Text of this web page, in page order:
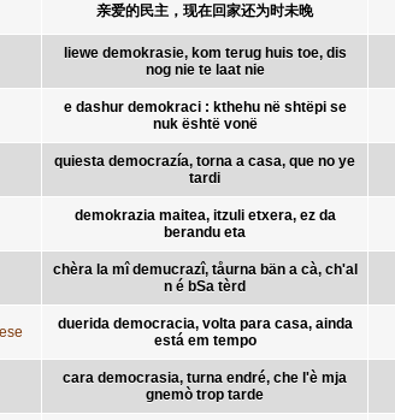
亲爱的民主，现在回家还为时未晚
liewe demokrasie, kom terug huis toe, dis
nog nie te laat nie
e dashur demokraci : kthehu në shtëpi se
nuk është vonë
quiesta democrazía, torna a casa, que no ye
tardi
demokrazia maitea, itzuli etxera, ez da
berandu eta
chèra la mî demucrazî, tåurna bän a cà, ch'al
n é bSa tèrd
duerida democracia, volta para casa, ainda
está em tempo
cara democrasia, turna endré, che l'è mja
gnemò trop tarde